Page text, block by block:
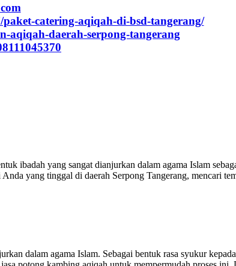
catering-aqiqah-di-bsd-tangerang/
aqiqah-daerah-serpong-tangerang
ibadah yang sangat dianjurkan dalam agama Islam
yang tinggal di daerah Serpong Tangerang, mencari
dalam agama Islam. Sebagai bentuk rasa syukur